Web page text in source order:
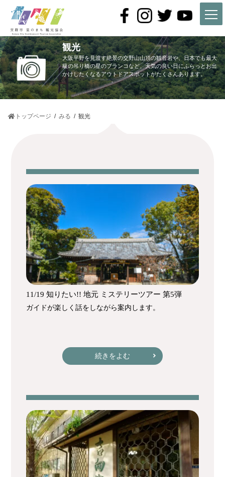
ツ
へ
ス
キ
ッ
プ
シ
ョ
ン
に
移
動
観光
大阪平野を見渡す絶景の交野山山頂の観音岩や、日本でも最大
級の吊り橋の星のブランコなど、天気の良い日にふらっとお出
かけしたくなるアウトドアスポットがたくさんあります。
トップページ みる 観光
11/19 知りたい!! 地元 ミステリーツアー 第5弾
ガイドが楽しく話をしながら案内します。
続きをよむ